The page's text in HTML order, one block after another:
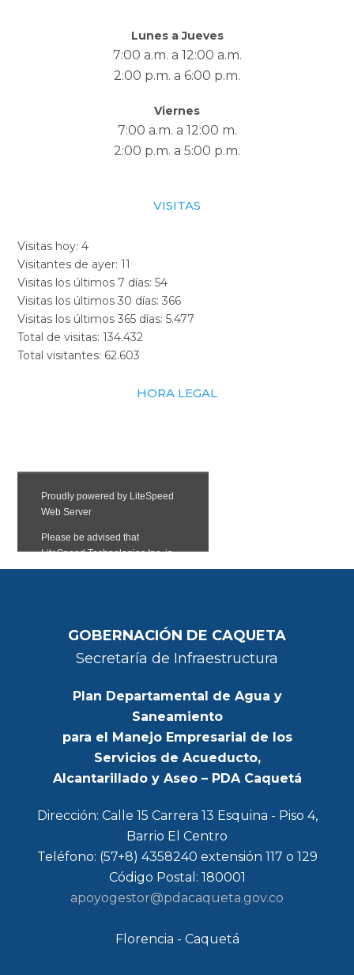
Lunes a Jueves
7:00 a.m. a 12:00 a.m.
2:00 p.m. a 6:00 p.m.
Viernes
7:00 a.m. a 12:00 m.
2:00 p.m. a 5:00 p.m.
VISITAS
Visitas hoy:4
Visitantes de ayer:11
Visitas los últimos 7 días:54
Visitas los últimos 30 días:366
Visitas los últimos 365 días:5.477
Total de visitas:134.432
Total visitantes: 62.603
HORA LEGAL
GOBERNACIÓN DE CAQUETA
Secretaría de Infraestructura
Plan Departamental de Agua y
Saneamiento
para el Manejo Empresarial de los
Servicios de Acueducto,
Alcantarillado y Aseo – PDA Caquetá
Dirección: Calle 15 Carrera 13 Esquina - Piso 4,
Barrio El Centro
Teléfono: (57+8) 4358240 extensión 117 o 129
Código Postal: 180001
apoyogestor@pdacaqueta.gov.co
Florencia - Caquetá